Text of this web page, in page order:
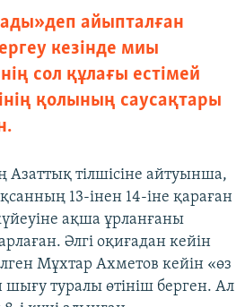
деп айыпталған
кезінде миы
сол құлағы естімей
қолының саусақтары
Азаттық тілшісіне айтуынша,
13-інен 14-іне қараған
ақша ұрланғаны
Әлгі оқиғадан кейін
Мұхтар Ахметов кейін «өз
туралы өтініш берген. Ал